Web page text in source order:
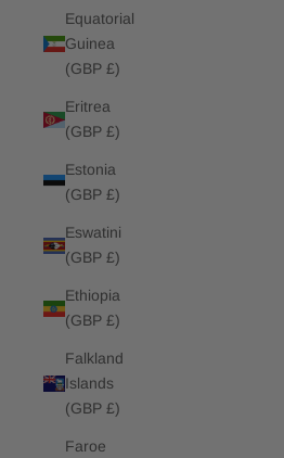
Equatorial
Guinea
(GBP £)
Eritrea
(GBP £)
Estonia
(GBP £)
Eswatini
(GBP £)
Ethiopia
(GBP £)
Falkland
Islands
(GBP £)
Faroe